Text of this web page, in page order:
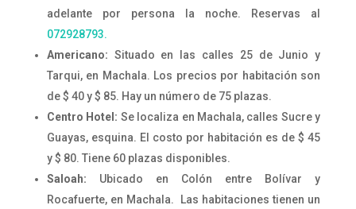
adelante por persona la noche. Reservas al
072928793.
Americano: Situado en las calles 25 de Junio y
Tarqui, en Machala. Los precios por habitación son
de $ 40 y $ 85. Hay un número de 75 plazas.
Centro Hotel: Se localiza en Machala, calles Sucre y
Guayas, esquina. El costo por habitación es de $ 45
y $ 80. Tiene 60 plazas disponibles.
Saloah:
Ubicado en Colón entre Bolívar y
Rocafuerte, en Machala. Las habitaciones tienen un